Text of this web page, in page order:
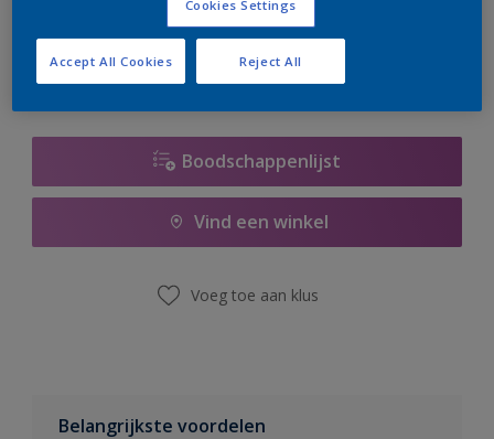
er hard aan om de voorraad aan te vullen.
Boodschappenlijst
Vind een winkel
Voeg toe aan klus
Belangrijkste voordelen
Cookies Settings
Reject All
Accept All Cookies